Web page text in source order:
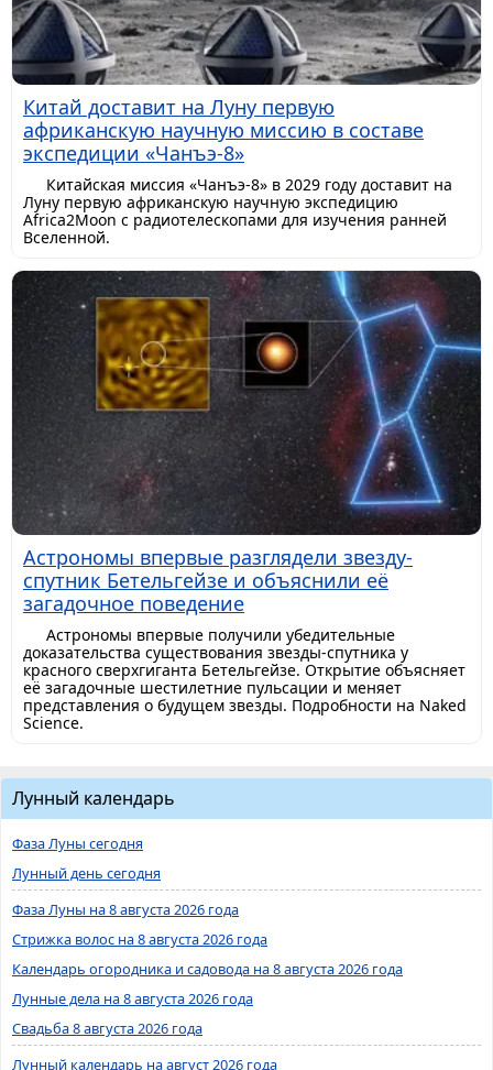
Китай доставит на Луну первую
африканскую научную миссию в составе
экспедиции «Чанъэ-8»
Китайская миссия «Чанъэ-8» в 2029 году доставит на
Луну первую африканскую научную экспедицию
Africa2Moon с радиотелескопами для изучения ранней
Вселенной.
Астрономы впервые разглядели звезду-
спутник Бетельгейзе и объяснили её
загадочное поведение
Астрономы впервые получили убедительные
доказательства существования звезды-спутника у
красного сверхгиганта Бетельгейзе. Открытие объясняет
её загадочные шестилетние пульсации и меняет
представления о будущем звезды. Подробности на Naked
Science.
Лунный календарь
Фаза Луны сегодня
Лунный день сегодня
Фаза Луны на 8 августа 2026 года
Стрижка волос на 8 августа 2026 года
Календарь огородника и садовода на 8 августа 2026 года
Лунные дела на 8 августа 2026 года
Свадьба 8 августа 2026 года
Лунный календарь на август 2026 года